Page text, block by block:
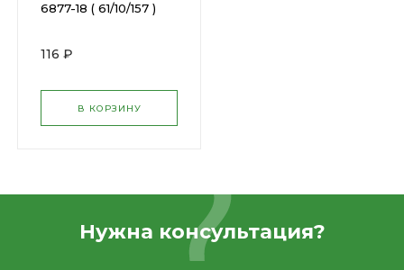
6877-18 ( 61/10/157 )
116 ₽
В КОРЗИНУ
Нужна консультация?